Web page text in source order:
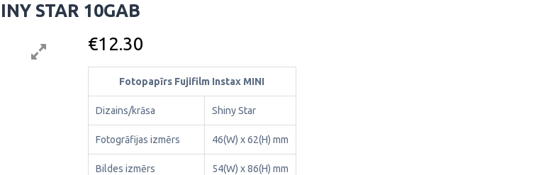
STAR 10GAB
€12.30
Fotopapīrs Fujifilm Instax MINI
Dizains/krāsa Shiny Star
Fotogrāfijas izmērs 46(W) x 62(H) mm
Bildes izmērs 54(W) x 86(H) mm